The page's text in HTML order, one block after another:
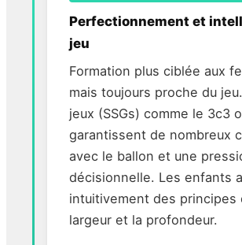
Perfectionnement et
jeu
Formation plus ciblée aux
mais toujours proche du
jeux (SSGs) comme le 3c3
garantissent de nombreux
avec le ballon et une
décisionnelle. Les enfants
intuitivement des principes
largeur et la profondeur.